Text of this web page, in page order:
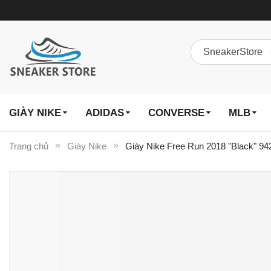
GIÀY NIKE ADIDAS CONVERSE MLB
Trang chủ Giày Nike Giày Nike Free Run 2018 "Black"